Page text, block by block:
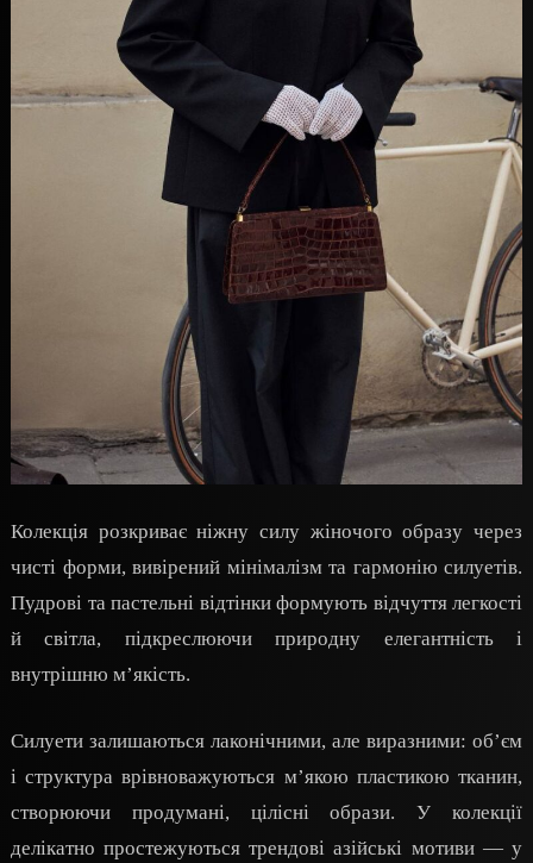
Колекція розкриває ніжну силу жіночого образу через
чисті форми, вивірений мінімалізм та гармонію силуетів.
Пудрові та пастельні відтінки формують відчуття легкості
й світла, підкреслюючи природну елегантність і
внутрішню м’якість.
Силуети залишаються лаконічними, але виразними: обʼєм
і структура врівноважуються м’якою пластикою тканин,
створюючи продумані, цілісні образи. У колекції
делікатно простежуються трендові азійські мотиви — у